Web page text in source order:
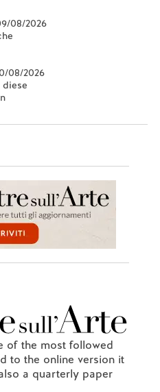
08/2026
08/2026
diese
of the most followed
to the online version it
a quarterly paper